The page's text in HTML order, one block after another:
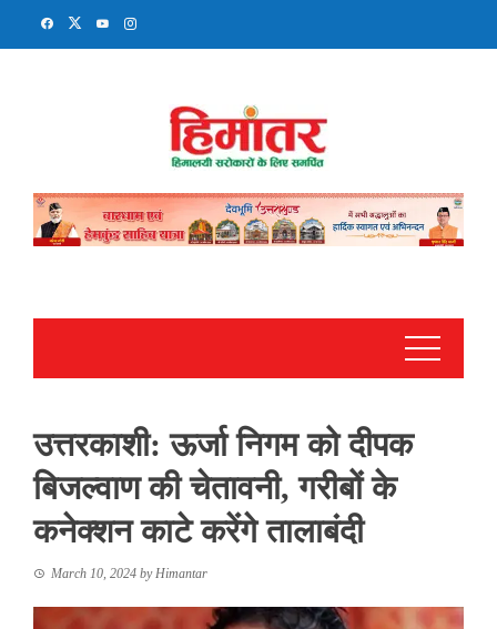
उत्तरकाशी: ऊर्जा निगम को दीपक
बिजल्वाण की चेतावनी, गरीबों के
कनेक्शन काटे करेंगे तालाबंदी
March 10, 2024 byHimantar